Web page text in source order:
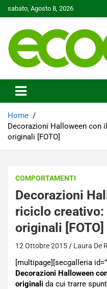
to
sabato, Agosto 8, 2026
Ecoo.it
Home
Decorazioni Halloween con
originali [FOTO]
COMPORTAMENTI
Decorazioni
riciclo creativo:
originali [FOTO]
12 Ottobre 2015 Laura De
[multipage][secgalleria
Decorazioni Halloween
originali da cui trarre